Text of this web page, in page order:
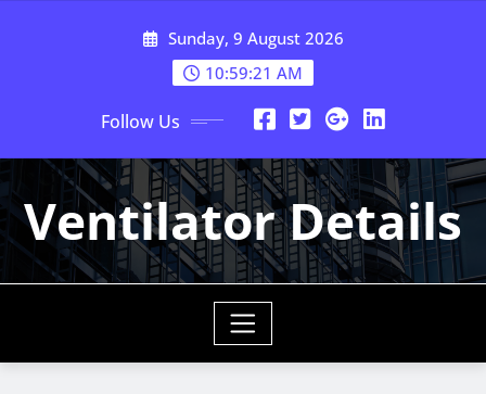
Sunday, 9 August 2026
10:59:23 AM
Follow Us
Ventilator Details